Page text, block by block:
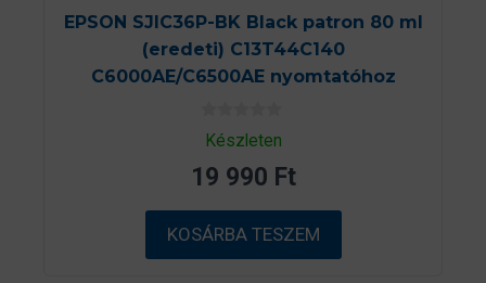
EPSON SJIC36P-BK Black patron 80 ml
(eredeti) C13T44C140
C6000AE/C6500AE nyomtatóhoz
0
a
5
b
ő
l
Készleten
19 990 Ft
KOSÁRBA TESZEM